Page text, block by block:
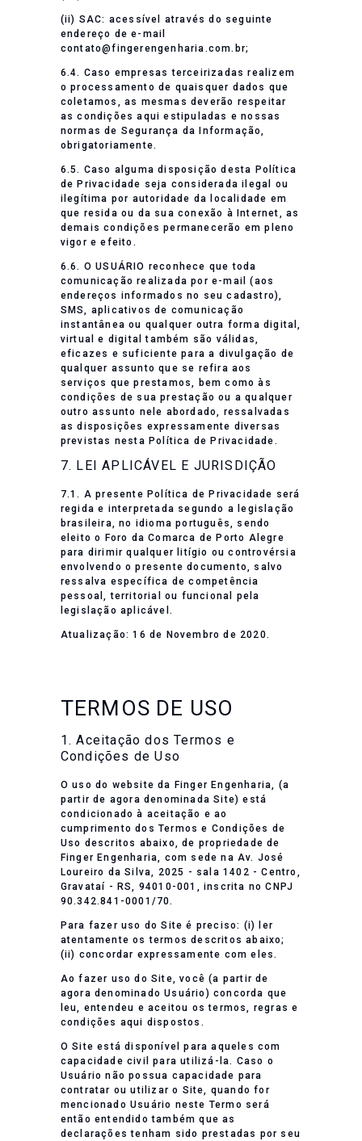
(ii) SAC: acessível através do seguinte
endereço de e-mail
contato@fingerengenharia.com.br;
6.4. Caso empresas terceirizadas realizem
o processamento de quaisquer dados que
coletamos, as mesmas deverão respeitar
as condições aqui estipuladas e nossas
normas de Segurança da Informação,
obrigatoriamente.
6.5. Caso alguma disposição desta Política
de Privacidade seja considerada ilegal ou
ilegítima por autoridade da localidade em
que resida ou da sua conexão à Internet, as
demais condições permanecerão em pleno
vigor e efeito.
6.6. O USUÁRIO reconhece que toda
comunicação realizada por e-mail (aos
endereços informados no seu cadastro),
SMS, aplicativos de comunicação
instantânea ou qualquer outra forma digital,
virtual e digital também são válidas,
eficazes e suficiente para a divulgação de
qualquer assunto que se refira aos
serviços que prestamos, bem como às
condições de sua prestação ou a qualquer
outro assunto nele abordado, ressalvadas
as disposições expressamente diversas
previstas nesta Política de Privacidade.
7. LEI APLICÁVEL E JURISDIÇÃO
7.1. A presente Política de Privacidade será
regida e interpretada segundo a legislação
brasileira, no idioma português, sendo
eleito o Foro da Comarca de Porto Alegre
para dirimir qualquer litígio ou controvérsia
envolvendo o presente documento, salvo
ressalva específica de competência
pessoal, territorial ou funcional pela
legislação aplicável.
Atualização: 16 de Novembro de 2020.
TERMOS DE USO
1. Aceitação dos Termos e
Condições de Uso
O uso do website da Finger Engenharia, (a
partir de agora denominada Site) está
condicionado à aceitação e ao
cumprimento dos Termos e Condições de
Uso descritos abaixo, de propriedade de
Finger Engenharia, com sede na Av. José
Loureiro da Silva, 2025 - sala 1402 - Centro,
Gravataí - RS, 94010-001, inscrita no CNPJ
90.342.841-0001/70.
Para fazer uso do Site é preciso: (i) ler
atentamente os termos descritos abaixo;
(ii) concordar expressamente com eles.
Ao fazer uso do Site, você (a partir de
agora denominado Usuário) concorda que
leu, entendeu e aceitou os termos, regras e
condições aqui dispostos.
O Site está disponível para aqueles com
capacidade civil para utilizá-la. Caso o
Usuário não possua capacidade para
contratar ou utilizar o Site, quando for
mencionado Usuário neste Termo será
então entendido também que as
declarações tenham sido prestadas por seu